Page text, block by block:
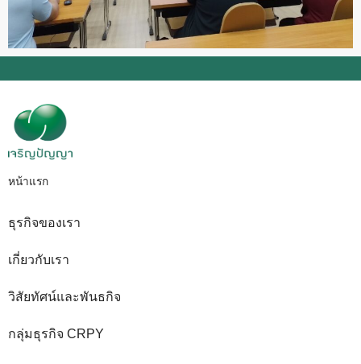
หน้าแรก
ธุรกิจของเรา
เกี่ยวกับเรา
วิสัยทัศน์และพันธกิจ
กลุ่มธุรกิจ CRPY